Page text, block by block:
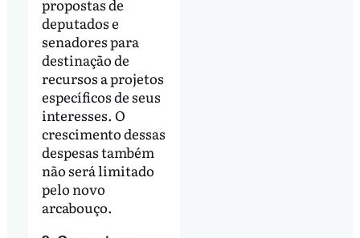
propostas de
deputados e
senadores para
destinação de
recursos a projetos
específicos de seus
interesses. O
crescimento dessas
despesas também
não será limitado
pelo novo
arcabouço.